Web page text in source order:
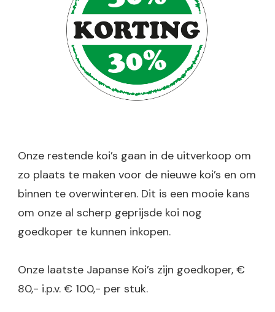
Onze restende koi’s gaan in de uitverkoop om
zo plaats te maken voor de nieuwe koi’s en om
binnen te overwinteren. Dit is een mooie kans
om onze al scherp geprijsde koi nog
goedkoper te kunnen inkopen.
Onze laatste Japanse Koi’s zijn goedkoper, €
80,- i.p.v. € 100,- per stuk.